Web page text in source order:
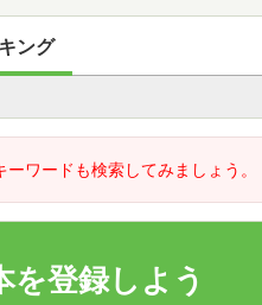
ング
ワードも検索してみましょう。
を登録しよう